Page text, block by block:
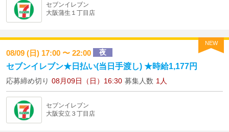
セブンイレブン
大阪蒲生１丁目店
NEW
08/09 (日) 17:00 〜 22:00 夜
セブンイレブン★日払い(当日手渡し) ★時給1,177円
応募締め切り 08月09日（日）16:30 募集人数 1人
セブンイレブン
大阪安立３丁目店